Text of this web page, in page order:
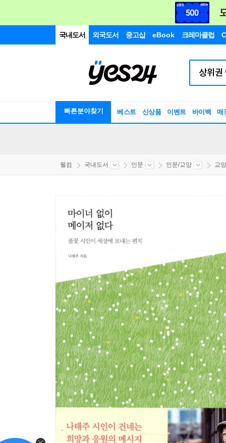
국내도서 외국도서 중고샵 eBook 크레마클럽
빠른분야찾기 베스트 신상품 이벤트 바이백 매
웰컴 국내도서 인문 인문/교양 교